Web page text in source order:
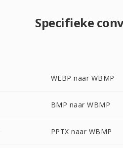
Specifieke
WEBP naar WBMP
BMP naar WBMP
PPTX naar WBMP